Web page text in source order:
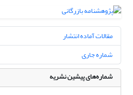
مقالات آماده انتشار
شماره جاری
شماره‌های پیشین نشریه